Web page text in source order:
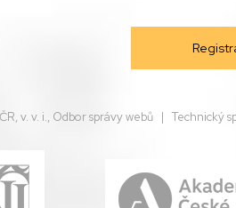
v. v. i., Odbor správy webů | Technický